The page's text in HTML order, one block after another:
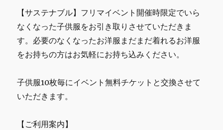
【サステナブル】フリマイベント開催時限定でいら
なくなった子供服をお引き取りさせていただきま
す。必要のなくなったお洋服まだまだ着れるお洋服
をお持ちの方はお気軽にお持ち込みください。
子供服10枚毎にイベント無料チケットと交換させて
いただきます。
【ご利用案内】